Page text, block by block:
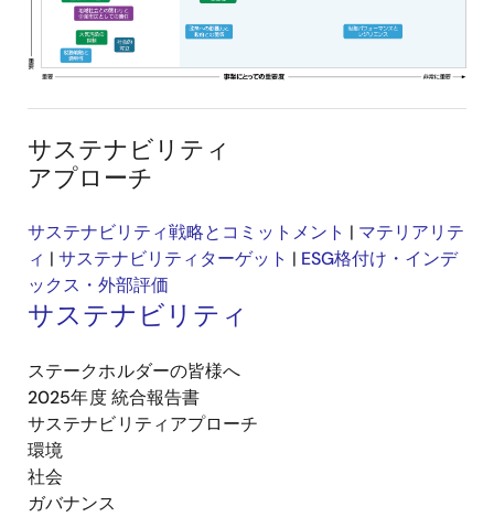
サステナビリティ
アプローチ
サステナビリティ戦略とコミットメント | マテリアリテ
ィ | サステナビリティターゲット | ESG格付け・インデ
ックス・外部評価
サステナビリティ
ステークホルダーの皆様へ
2025年度 統合報告書
サステナビリティアプローチ
環境
社会
ガバナンス